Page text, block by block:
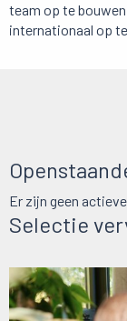
team op te
internationaal op
Selectie
Er zijn geen